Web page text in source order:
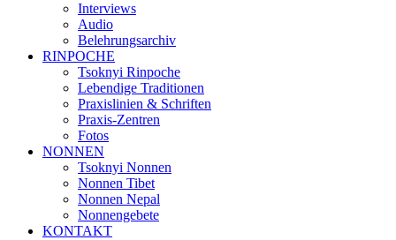
Interviews
Audio
Belehrungsarchiv
RINPOCHE
Tsoknyi Rinpoche
Lebendige Traditionen
Praxislinien & Schriften
Praxis-Zentren
Fotos
NONNEN
Tsoknyi Nonnen
Nonnen Tibet
Nonnen Nepal
Nonnengebete
KONTAKT